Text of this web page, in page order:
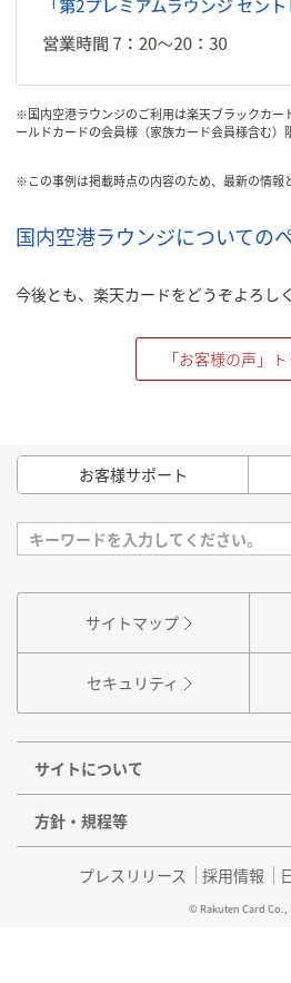
※国内空港ラウンジのご利用は楽天ブラックカー
ールドカードの会員様（家族カード会員様含む）
※この事例は掲載時点の内容のため、最新の情報
国内空港ラウンジについての
今後とも、楽天カードをどうぞよろし
「お客様の声」
お客様サポート
サイトマップ
セキュリティ
サイトについて
方針・規程等
プレスリリース 採用情報
© Rakuten Card Co.,